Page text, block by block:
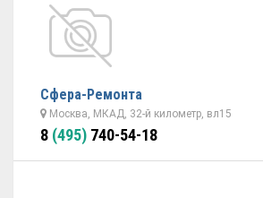
Сфера-Ремонта
Москва, МКАД, 32-й километр, вл15
8 (495) 740-54-18